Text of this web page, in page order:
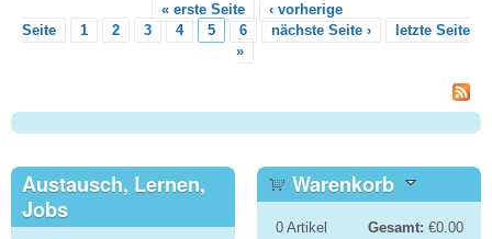
Seiten
« erste Seite
‹ vorherige
Seite
1 2 3 4 5 6 nächste Seite ›
letzte Seite
»
Austausch, Lernen,
Jobs
Warenkorb
0Artikel Gesamt: €0.00